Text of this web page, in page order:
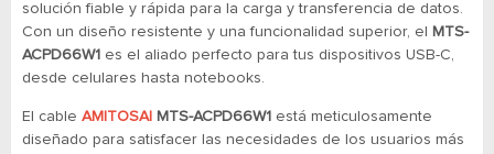
solución fiable y rápida para la carga y transferencia de datos.
Con un diseño resistente y una funcionalidad superior, el
MTS-
ACPD66W1 es el aliado perfecto para tus dispositivos USB-C,
desde celulares hasta notebooks.
El cable AMITOSAI MTS-ACPD66W1 está meticulosamente
diseñado para satisfacer las necesidades de los usuarios más